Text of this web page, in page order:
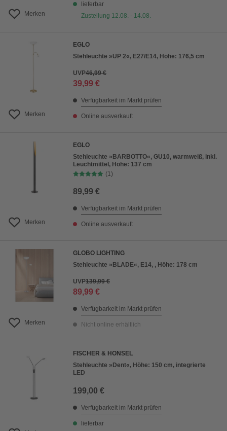
Merken
lieferbar
Zustellung 12.08. - 14.08.
Merken
EGLO
Stehleuchte »UP 2«, E27/E14, Höhe: 176,5 cm
UVP46,99 €
39,99 €
Verfügbarkeit im Markt prüfen
Online ausverkauft
Merken
EGLO
Stehleuchte »BARBOTTO«, GU10, warmweiß, inkl.
Leuchtmittel, Höhe: 137 cm
(1)
89,99 €
Verfügbarkeit im Markt prüfen
Online ausverkauft
Merken
GLOBO LIGHTING
Stehleuchte »BLADE«, E14, , Höhe: 178 cm
UVP139,99 €
89,99 €
Verfügbarkeit im Markt prüfen
Nicht online erhältlich
FISCHER & HONSEL
Stehleuchte »Dent«, Höhe: 150 cm, integrierte
LED
199,00 €
Verfügbarkeit im Markt prüfen
lieferbar